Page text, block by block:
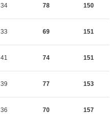
34 78 150
33 69 151
41 74 151
39 77 153
36 70 157